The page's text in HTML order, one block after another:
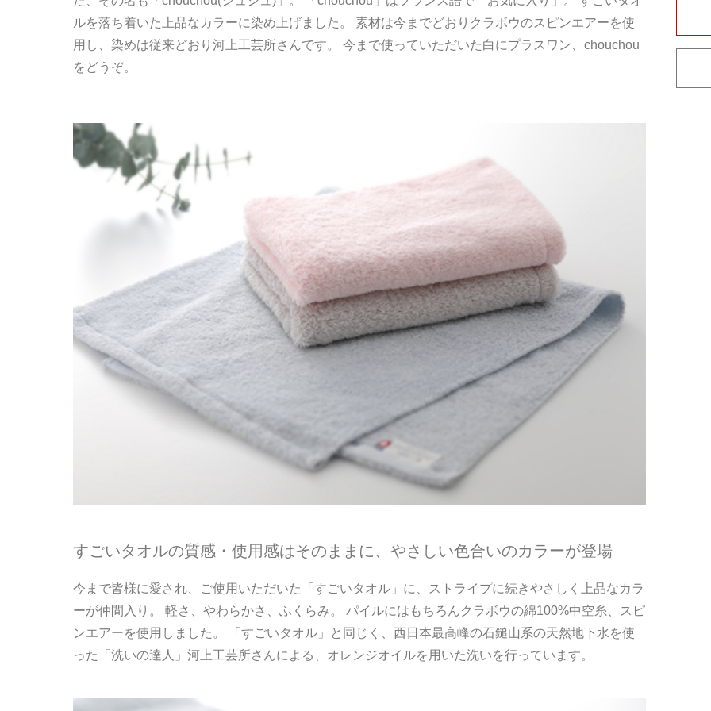
ルを落ち着いた上品なカラーに染め上げました。 素材は今までどおりクラボウのスピンエアーを使
用し、染めは従来どおり河上工芸所さんです。 今まで使っていただいた白にプラスワン、chouchou
をどうぞ。
すごいタオルの質感・使用感はそのままに、やさしい色合いのカラーが登場
今まで皆様に愛され、ご使用いただいた「すごいタオル」に、ストライプに続きやさしく上品なカラ
ーが仲間入り。 軽さ、やわらかさ、ふくらみ。 パイルにはもちろんクラボウの綿100%中空糸、スピ
ンエアーを使用しました。 「すごいタオル」と同じく、西日本最高峰の石鎚山系の天然地下水を使
った「洗いの達人」河上工芸所さんによる、オレンジオイルを用いた洗いを行っています。